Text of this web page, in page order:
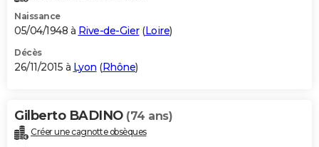
Naissance
05/04/1948 à Rive-de-Gier(Loire)
Décès
26/11/2015 à Lyon (Rhône)
Gilberto BADINO (74 ans)
Créer une cagnotte obsèques